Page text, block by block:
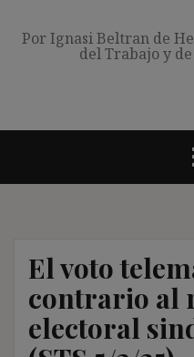
Por Ignasi Beltran de
del Trabajo y
El voto
contrario al
electoral